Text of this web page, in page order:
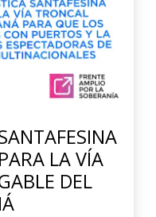
LA VÍA
DEL